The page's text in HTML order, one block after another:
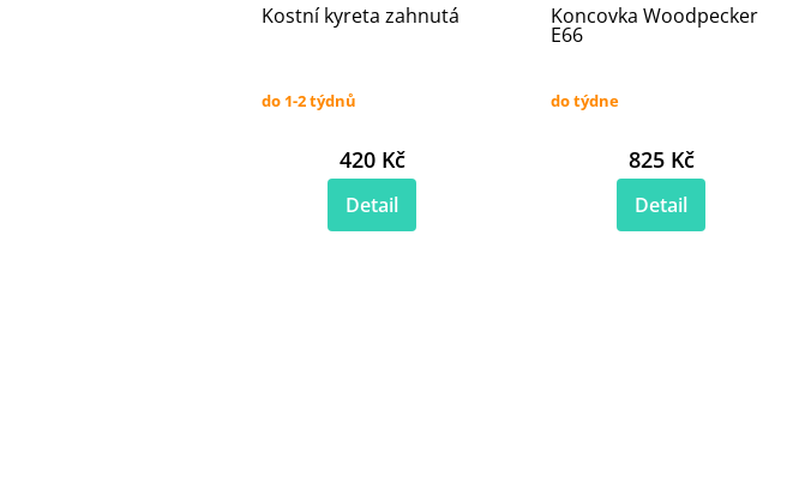
Kostní kyreta zahnutá
do 1-2 týdnů
420 Kč
Detail
Koncovka Woodpecker
E66
do týdne
825 Kč
Detail